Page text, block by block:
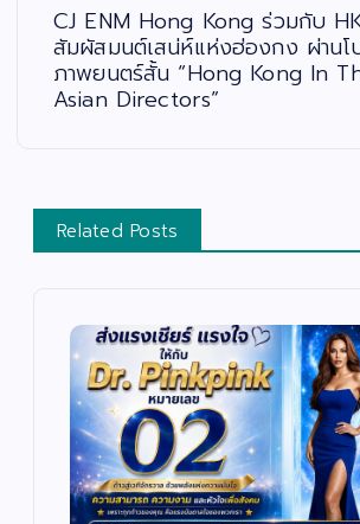
CJ ENM Hong Kong ร่วมกับ
สัมผัสมนต์เสน่ห์แห่งฮ่องกง ผ่านโ
ภาพยนตร์สั้น “Hong Kong In
Asian Directors”
Related Posts